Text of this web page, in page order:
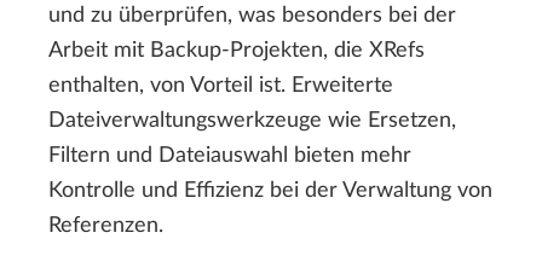
und zu überprüfen, was besonders bei der
Arbeit mit Backup-Projekten, die XRefs
enthalten, von Vorteil ist. Erweiterte
Dateiverwaltungswerkzeuge wie Ersetzen,
Filtern und Dateiauswahl bieten mehr
Kontrolle und Effizienz bei der Verwaltung von
Referenzen.